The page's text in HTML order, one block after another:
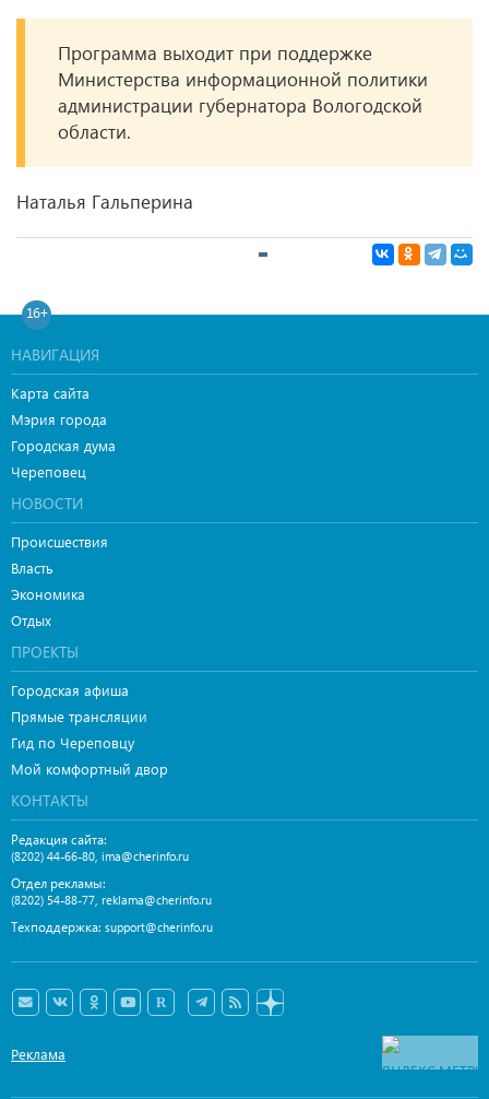
Программа выходит при поддержке
Министерства информационной политики
администрации губернатора Вологодской
области.
Наталья Гальперина
16+
НАВИГАЦИЯ
Карта сайта
Мэрия города
Городская дума
Череповец
НОВОСТИ
Происшествия
Власть
Экономика
Отдых
ПРОЕКТЫ
Городская афиша
Прямые трансляции
Гид по Череповцу
Мой комфортный двор
КОНТАКТЫ
Редакция сайта:
(8202) 44-66-80, ima@cherinfo.ru
Отдел рекламы:
(8202) 54-88-77, reklama@cherinfo.ru
Техподдержка: support@cherinfo.ru
Реклама